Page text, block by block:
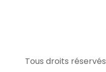
Tous droits réservés